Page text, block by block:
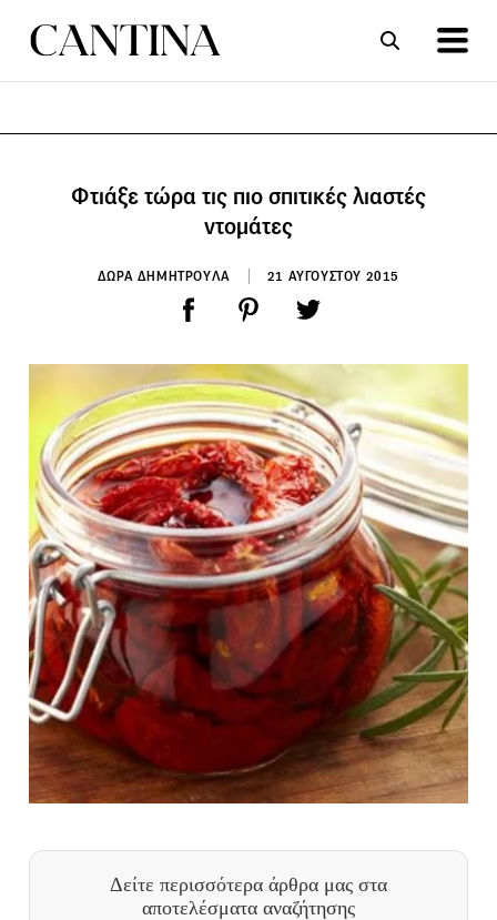
Φτιάξε τώρα τις πιο σπιτικές λιαστές
ντομάτες
ΔΩΡΑ ΔΗΜΗΤΡΟΥΛΑ 21 ΑΥΓΟΥΣΤΟΥ 2015
Δείτε περισσότερα άρθρα μας στα
αποτελέσματα αναζήτησης